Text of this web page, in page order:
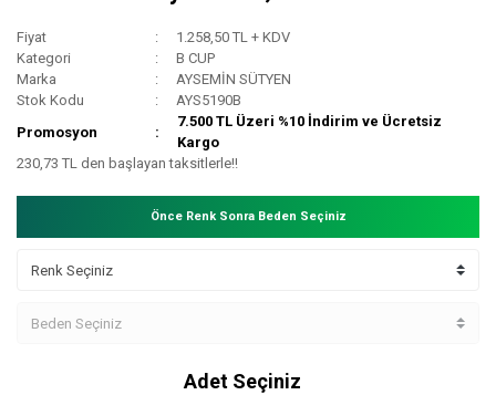
Fiyat
1.258,50 TL + KDV
Kategori
B CUP
Marka
AYSEMİN SÜTYEN
Stok Kodu
AYS5190B
Promosyon
7.500 TL Üzeri %10 İndirim ve Ücretsiz
Kargo
230,73 TL den başlayan taksitlerle!!
Önce Renk Sonra Beden Seçiniz
Adet Seçiniz